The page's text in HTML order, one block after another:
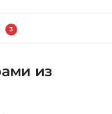
— нажмите
и пароль).
(более 8
3
из